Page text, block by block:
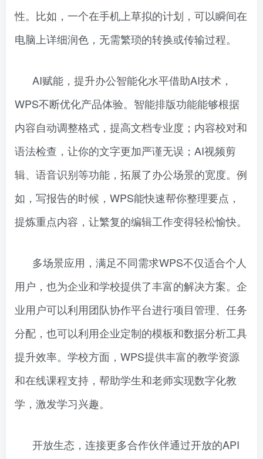
性。比如，一个在手机上草拟的计划，可以瞬间在
电脑上详细润色，无需繁琐的转换或传输过程。
AI赋能，提升办公智能化水平借助AI技术，
WPS不断优化产品体验。智能排版功能能够根据
内容自动调整格式，提高文档专业度；内容校对和
语法检查，让你的文字更加严谨无误；AI视频剪
辑、语音识别等功能，拓展了办公场景的宽度。例
如，写报告的时候，WPS能快速帮你整理要点，
提炼重点内容，让繁复的编辑工作变得轻松愉快。
多场景应用，满足不同需求WPS不仅适合个人
用户，也为企业和学校提供了丰富的解决方案。企
业用户可以利用团队协作平台进行项目管理、任务
分配，也可以利用企业定制的模板和数据分析工具
提升效率。学校方面，WPS提供丰富的教学资源
和在线课程支持，帮助学生和老师实现数字化教
学，激发学习兴趣。
开放生态，连接更多合作伙伴通过开放的API